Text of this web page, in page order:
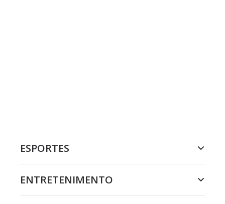
ESPORTES
ENTRETENIMENTO